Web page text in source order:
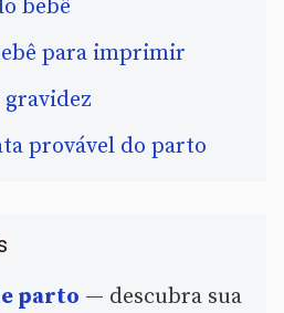
bebê
para imprimir
gravidez
provável do parto
parto — descubra sua